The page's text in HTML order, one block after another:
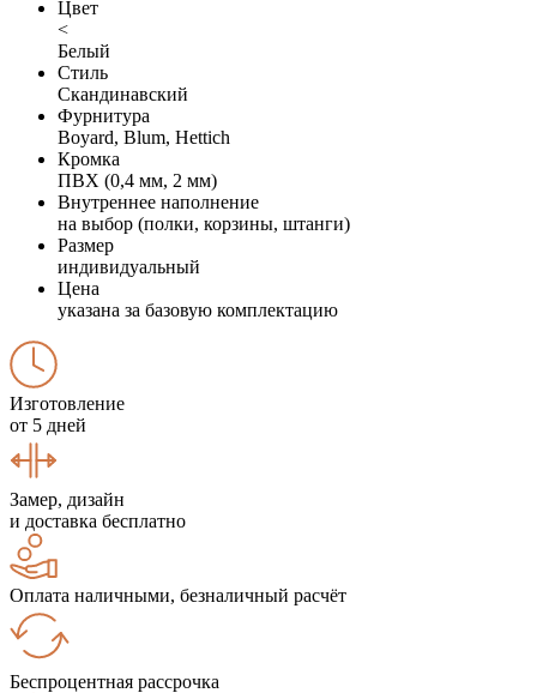
Цвет
<
Белый
Стиль
Скандинавский
Фурнитура
Boyard, Blum, Hettich
Кромка
ПВХ (0,4 мм, 2 мм)
Внутреннее наполнение
на выбор (полки, корзины, штанги)
Размер
индивидуальный
Цена
указана за базовую комплектацию
Изготовление
от 5 дней
Замер, дизайн
и доставка бесплатно
Оплата наличными, безналичный расчёт
Беспроцентная рассрочка